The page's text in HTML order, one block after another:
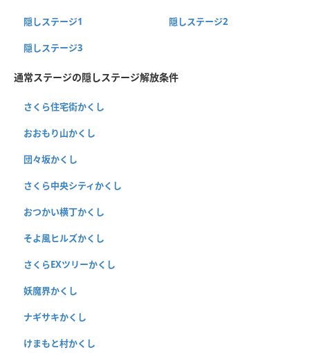
隠しステージ1 隠しステージ2
隠しステージ3
通常ステージの隠しステージ解放条件
さくら住宅街かくし
おおもり山かくし
団々坂かくし
さくら中央シティかくし
おつかい横丁かくし
そよ風ヒルズかくし
さくらEXツリーかくし
妖魔界かくし
ナギサキかくし
けまもと村かくし